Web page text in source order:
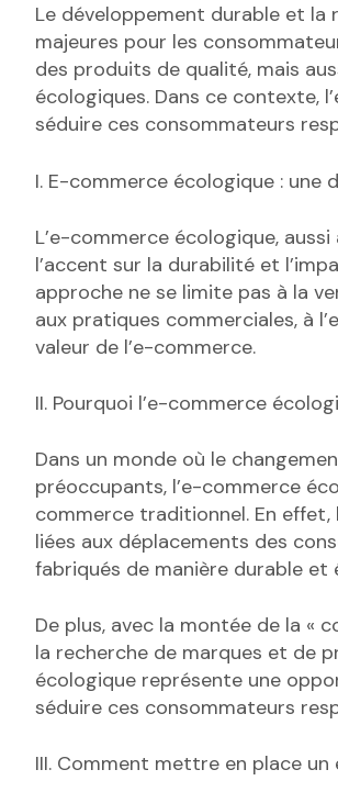
Le développement durable et
majeures pour les
des produits de qualité, mais
écologiques. Dans ce contexte,
séduire ces consommateurs
I. E-commerce écologique : une
L’e-commerce écologique,
l’accent sur la durabilité et
approche ne se limite pas à la
aux pratiques commerciales, à
valeur de l’e-commerce.
II. Pourquoi l’e-commerce
Dans un monde où le
préoccupants, l’e-commerce
commerce traditionnel. En
liées aux déplacements des
fabriqués de manière durable et
De plus, avec la montée de la «
la recherche de marques et de
écologique représente une
séduire ces consommateurs
III. Comment mettre en place